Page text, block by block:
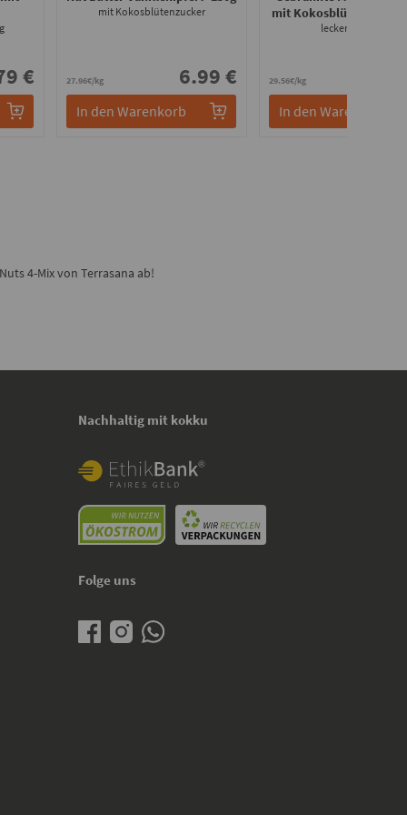
€
mit Kokosblütenzucker
27.96€/kg 6.99 €
In den Warenkorb
mit Kokosblütenzucker
lecker crunchy
29.56€/kg
In den Warenkorb
4-Mix von Terrasana ab!
Nachhaltig mit kokku
Folge uns